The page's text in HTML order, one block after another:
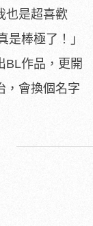
也是超喜歡
是棒極了！」
BL作品，更開
，會換個名字